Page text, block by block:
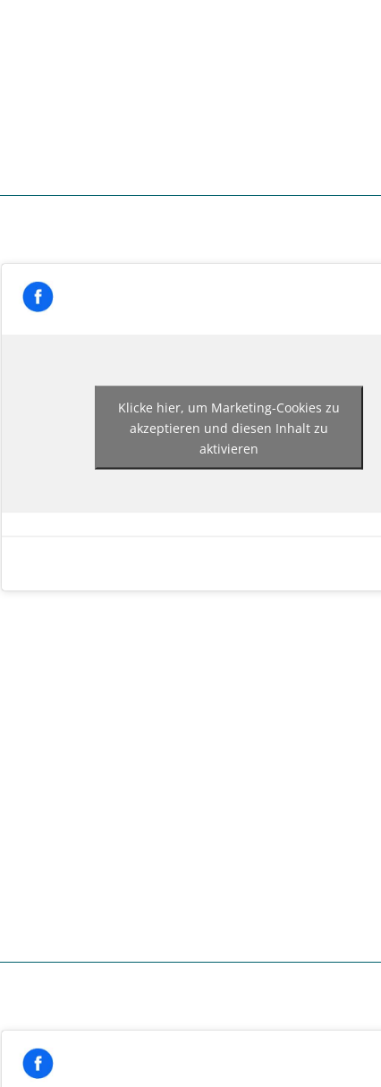
Klicke hier, um Marketing-Cookies zu
akzeptieren und diesen Inhalt zu
aktivieren